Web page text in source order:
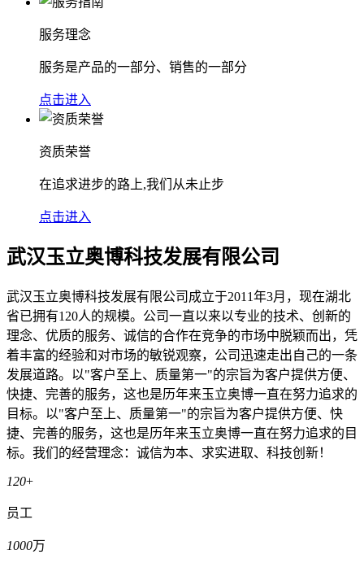
服务理念
服务是产品的一部分、销售的一部分
点击进入
资质荣誉
在追求进步的路上,我们从未止步
点击进入
武汉玉立奥博科技发展有限公司
武汉玉立奥博科技发展有限公司成立于2011年3月，现在湖北
省已拥有120人的规模。公司一直以来以专业的技术、创新的
理念、优质的服务、诚信的合作在竞争的市场中脱颖而出，凭
着丰富的经验和对市场的敏锐观察，公司迅速走出自己的一条
发展道路。以"客户至上、质量第一"的宗旨为客户提供方便、
快捷、完善的服务，这也是历年来玉立奥博一直在努力追求的
目标。以"客户至上、质量第一"的宗旨为客户提供方便、快
捷、完善的服务，这也是历年来玉立奥博一直在努力追求的目
标。我们的经营理念：诚信为本、求实进取、科技创新！
120+
员工
1000万